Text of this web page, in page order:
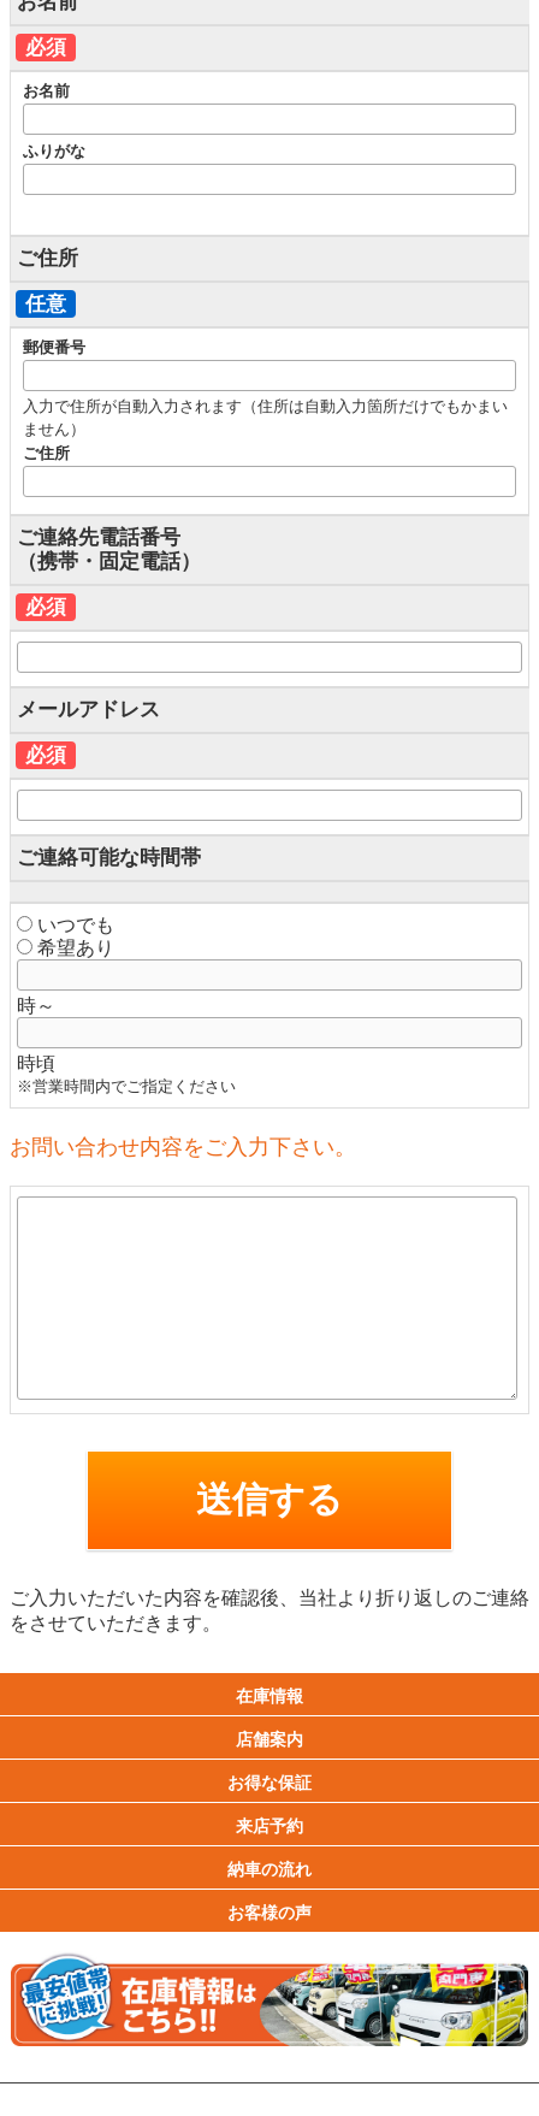
必須
お名前
ふりがな
ご住所
任意
郵便番号
入力で住所が自動入力されます（住所は自動入力箇所だけでもかまい
ません）
ご住所
ご連絡先電話番号
（携帯・固定電話）
必須
メールアドレス
必須
ご連絡可能な時間帯
いつでも
希望あり
時～
時頃
※営業時間内でご指定ください
お問い合わせ内容をご入力下さい。
ご入力いただいた内容を確認後、当社より折り返しのご連絡
をさせていただきます。
在庫情報
店舗案内
お得な保証
来店予約
納車の流れ
お客様の声